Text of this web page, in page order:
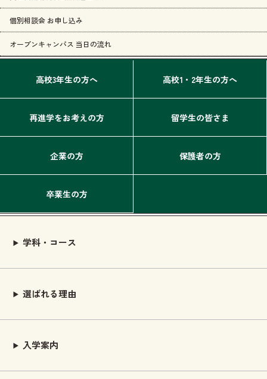
個別相談会 お申し込み
オープンキャンパス 当日の流れ
高校3年生の方へ 高校1・2年生の方へ
再進学をお考えの方 留学生の皆さま
企業の方 保護者の方
卒業生の方
学科・コース
選ばれる理由
入学案内